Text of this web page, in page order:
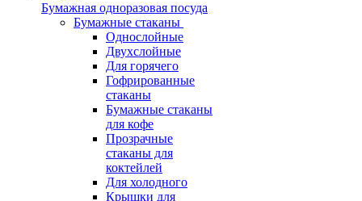
Бумажная одноразовая посуда
Бумажные стаканы
Однослойные
Двухслойные
Для горячего
Гофрированные
стаканы
Бумажные стаканы
для кофе
Прозрачные
стаканы для
коктейлей
Для холодного
Крышки для